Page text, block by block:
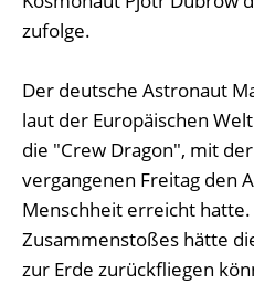
zufolge.
Der deutsche Astronaut
laut der Europäischen
die "Crew Dragon", mit
vergangenen Freitag den
Menschheit erreicht hatte.
Zusammenstoßes hätte
zur Erde zurückfliegen